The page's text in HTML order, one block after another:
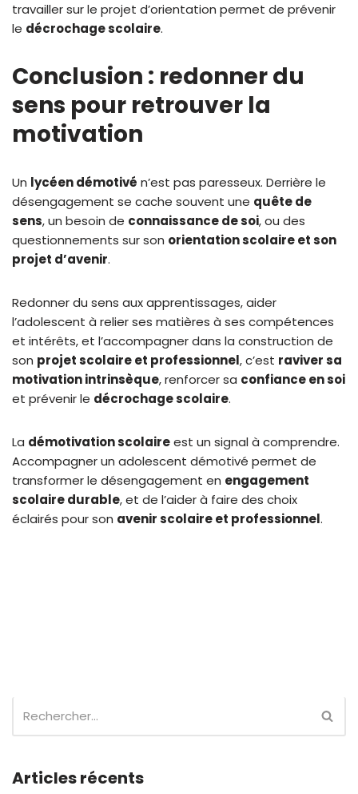
travailler sur le projet d’orientation permet de prévenir
le décrochage scolaire.
Conclusion : redonner du
sens pour retrouver la
motivation
Un lycéen démotivé n’est pas paresseux. Derrière le
désengagement se cache souvent une quête de
sens, un besoin de connaissance de soi, ou des
questionnements sur son orientation scolaire et son
projet d’avenir.
Redonner du sens aux apprentissages, aider
l’adolescent à relier ses matières à ses compétences
et intérêts, et l’accompagner dans la construction de
son projet scolaire et professionnel, c’est raviver sa
motivation intrinsèque, renforcer sa confiance en soi
et prévenir le décrochage scolaire.
La démotivation scolaireest un signal à comprendre.
Accompagner un adolescent démotivé permet de
transformer le désengagement en engagement
scolaire durable, et de l’aider à faire des choix
éclairés pour son avenir scolaire et professionnel.
Articles récents